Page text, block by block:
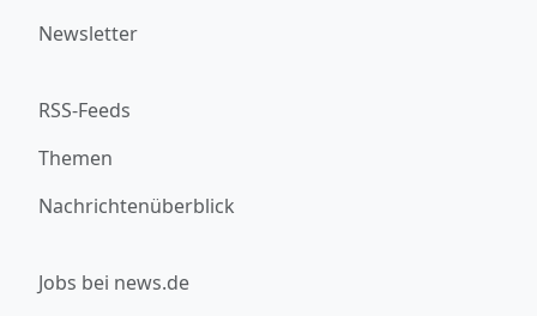
Newsletter
RSS-Feeds
Themen
Nachrichtenüberblick
Jobs bei news.de